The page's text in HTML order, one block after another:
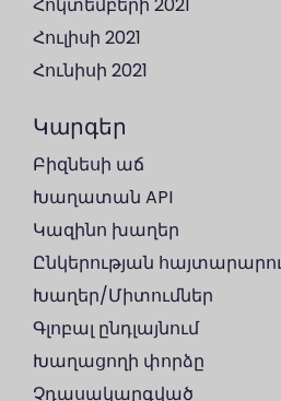
Հոկտեմբերի 2021
Հուլիսի 2021
Հունիսի 2021
Կարգեր
Բիզնեսի աճ
Խաղատան API
Կազինո խաղեր
Ընկերության
Խաղեր/Միտումներ
Գլոբալ ընդլայնում
Խաղացողի փորձը
Չդասակարգված